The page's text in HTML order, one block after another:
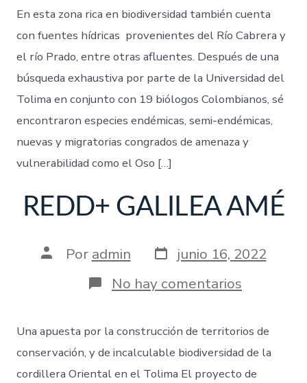
En esta zona rica en biodiversidad también cuenta
con fuentes hídricas provenientes del Río Cabrera y
el río Prado, entre otras afluentes. Después de una
búsqueda exhaustiva por parte de la Universidad del
Tolima en conjunto con 19 biólogos Colombianos, sé
encontraron especies endémicas, semi-endémicas,
nuevas y migratorias congrados de amenaza y
vulnerabilidad como el Oso […]
REDD+ GALILEA AMÉ
Por admin
junio 16, 2022
No hay comentarios
Una apuesta por la construcción de territorios de
conservación, y de incalculable biodiversidad de la
cordillera Oriental en el Tolima El proyecto de